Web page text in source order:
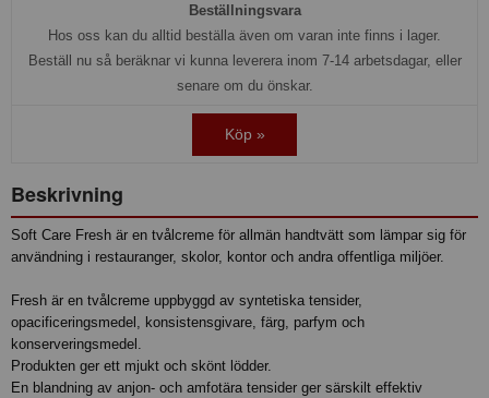
Beställningsvara
Hos oss kan du alltid beställa även om varan inte finns i lager.
Beställ nu så beräknar vi kunna leverera inom 7-14 arbetsdagar, eller
senare om du önskar.
Köp »
Beskrivning
Soft Care Fresh är en tvålcreme för allmän handtvätt som lämpar sig för
användning i restauranger, skolor, kontor och andra offentliga miljöer.
Fresh är en tvålcreme uppbyggd av syntetiska tensider,
opacificeringsmedel, konsistensgivare, färg, parfym och
konserveringsmedel.
Produkten ger ett mjukt och skönt lödder.
En blandning av anjon- och amfotära tensider ger särskilt effektiv